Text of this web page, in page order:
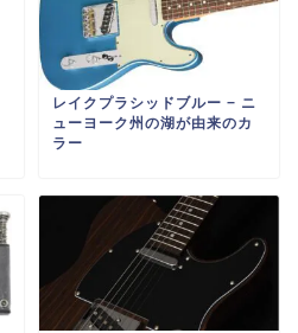
レイクプラシッドブルー − ニ
ューヨーク州の湖が由来のカ
ラー